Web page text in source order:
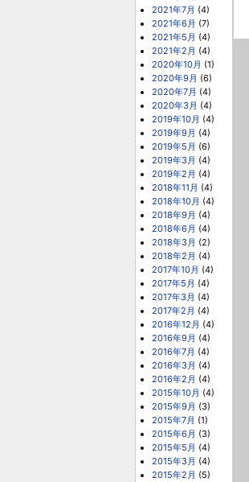
2021年7月 (4)
2021年6月 (7)
2021年5月 (4)
2021年2月 (4)
2020年10月 (1)
2020年9月 (6)
2020年7月 (4)
2020年3月 (4)
2019年10月 (4)
2019年9月 (4)
2019年5月 (6)
2019年3月 (4)
2019年2月 (4)
2018年11月 (4)
2018年10月 (4)
2018年9月 (4)
2018年6月 (4)
2018年3月 (2)
2018年2月 (4)
2017年10月 (4)
2017年5月 (4)
2017年3月 (4)
2017年2月 (4)
2016年12月 (4)
2016年9月 (4)
2016年7月 (4)
2016年3月 (4)
2016年2月 (4)
2015年10月 (4)
2015年9月 (3)
2015年7月 (1)
2015年6月 (3)
2015年5月 (4)
2015年3月 (4)
2015年2月 (5)